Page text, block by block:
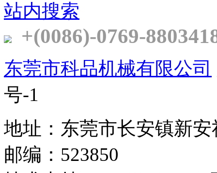
站内搜索
+(0086)-0769-
东莞市科品机械有限公司
号-1
地址：东莞市长安镇新
邮编：523850